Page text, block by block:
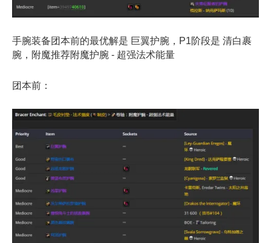
手腕装备团本前的最优解是 巨翼护腕，P1阶段是 清白裹
腕，附魔推荐附魔护腕 - 超强法术能量
团本前：